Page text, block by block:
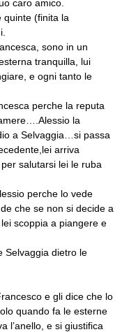
caro amico.
quinte (finita la
sono in un
tranquilla, lui
e ogni tanto le
perche la reputa
la
a Selvaggia…si passa
arriva
salutarsi lei le ruba
perche lo vede
che se non si decide a
scoppia a piangere e
Selvaggia dietro le
e gli dice che lo
quando fa le esterne
l’anello, e si giustifica